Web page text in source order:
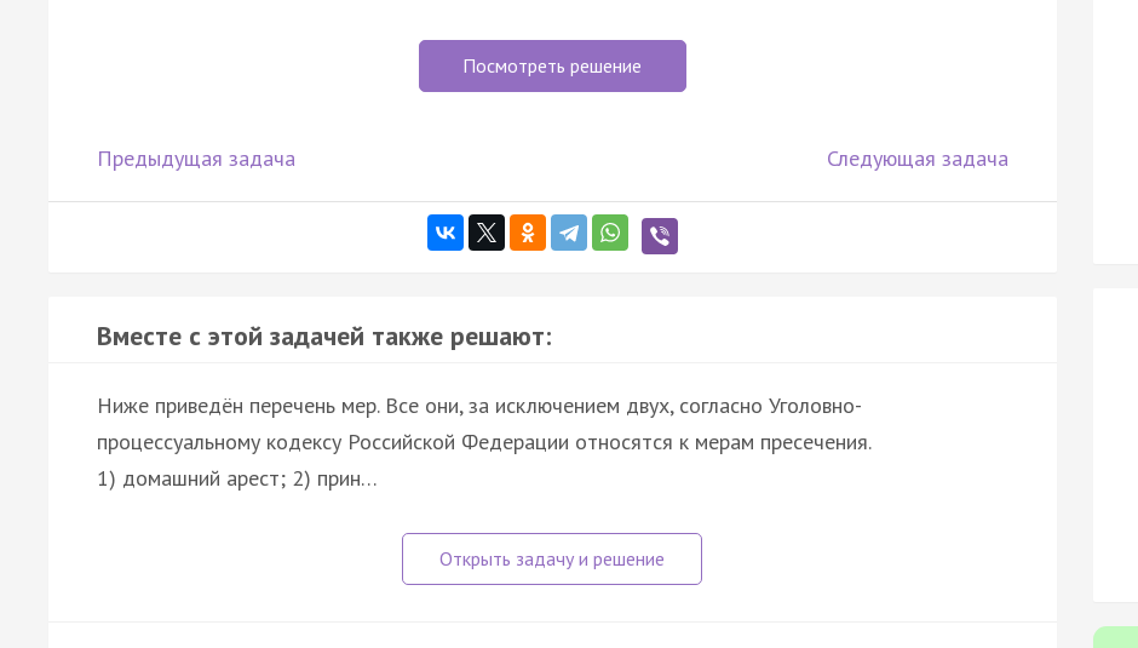
Посмотреть решение
Предыдущая задача Следующая задача
Вместе с этой задачей также решают:
Ниже приведён перечень мер. Все они, за исключением двух, согласно Уголовно-
процессуальному кодексу Российской Федерации относятся к мерам пресечения.
1) домашний арест; 2) прин…